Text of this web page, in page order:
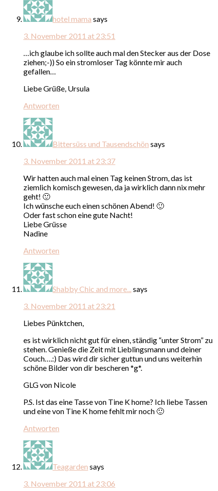
hotel mama says
3. November 2011 at 23:51
…ich glaube ich sollte auch mal den Stecker aus der Dose
ziehen;-)) So ein stromloser Tag könnte mir auch
gefallen…
Liebe Grüße, Ursula
Antworten
Bittersüss und Tausendschön says
3. November 2011 at 23:37
Wir hatten auch mal einen Tag keinen Strom, das ist
ziemlich komisch gewesen, da ja wirklich dann nix mehr
geht! 🙂
Ich wünsche euch einen schönen Abend! 🙂
Oder fast schon eine gute Nacht!
Liebe Grüsse
Nadine
Antworten
Shabby Chic and more...
says
3. November 2011 at 23:21
Liebes Pünktchen,
es ist wirklich nicht gut für einen, ständig “unter Strom” zu
stehen. Genieße die Zeit mit Lieblingsmann und deiner
Couch….:) Das wird dir sicher guttun und uns weiterhin
schöne Bilder von dir bescheren *g*.
GLG von Nicole
P.S. Ist das eine Tasse von Tine K home? Ich liebe Tassen
und eine von Tine K home fehlt mir noch 🙂
Antworten
Teagarden says
3. November 2011 at 23:06